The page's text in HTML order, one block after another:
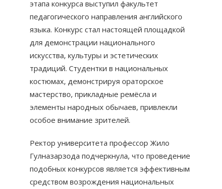
этапа конкурса выступил факультет
педагогического направления английского
языка. Конкурс стал настоящей площадкой
для демонстрации национального
искусства, культуры и эстетических
традиций. Студентки в национальных
костюмах, демонстрируя ораторское
мастерство, прикладные ремёсла и
элементы народных обычаев, привлекли
особое внимание зрителей.
Ректор университета профессор Жило
Гулназарзода подчеркнула, что проведение
подобных конкурсов является эффективным
средством возрождения национальных